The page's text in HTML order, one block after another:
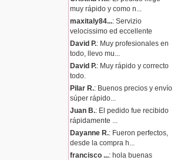
muy rápido y como n...
maxitaly84...: Servizio
velocissimo ed eccellente
David P.: Muy profesionales en
todo, llevo mu...
David P.: Muy rápido y correcto
todo.
Pilar R.: Buenos precios y envío
súper rápido...
Juan B.: El pedido fue recibido
rápidamente ...
Dayanne R.: Fueron perfectos,
desde la compra h...
francisco ...: hola buenas